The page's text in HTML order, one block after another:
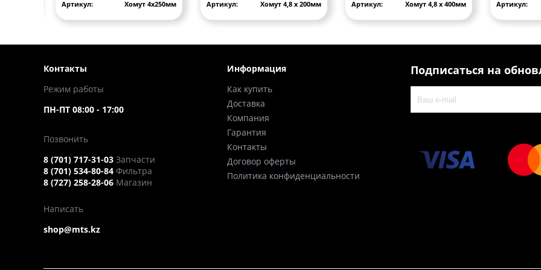
Артикул: Хомут 4х250мм Артикул: Хомут 4,8 х 200мм Артикул: Хомут 4,8 х 400мм Артикул:
Контакты
Режим работы
ПН-ПТ 08:00 - 17:00
Позвонить
8 (701) 717-31-03 Запчасти
8 (701) 534-80-84 Фильтра
8 (727) 258-28-06 Магазин
Написать
shop@mts.kz
Информация
Как купить
Доставка
Компания
Гарантия
Контакты
Договор оферты
Политика конфиденциальности
Подписаться на